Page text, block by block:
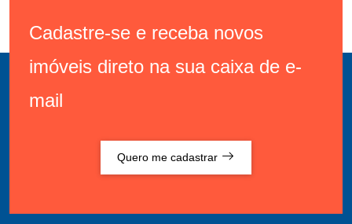
Cadastre-se e receba novos
imóveis direto na sua caixa de e-
mail
Quero me cadastrar